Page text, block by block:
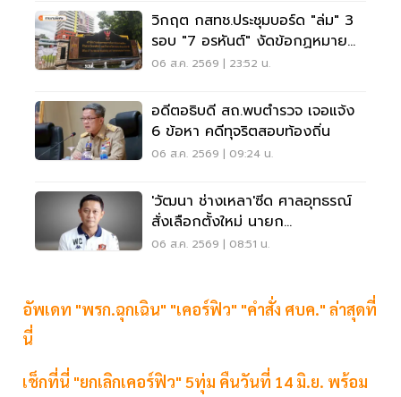
วิกฤต กสทช.ประชุมบอร์ด "ล่ม" 3
รอบ "7 อรหันต์" งัดข้อกฏหมาย
ไม่มีใครยอมใคร
06 ส.ค. 2569 | 23:52 น.
อดีตอธิบดี สถ.พบตำรวจ เจอแจ้ง
6 ข้อหา คดีทุจริตสอบท้องถิ่น
06 ส.ค. 2569 | 09:24 น.
'วัฒนา ช่างเหลา'ซีด ศาลอุทธรณ์
สั่งเลือกตั้งใหม่ นายก
อบจ.ขอนแก่น
06 ส.ค. 2569 | 08:51 น.
อัพเดท "พรก.ฉุกเฉิน" "เคอร์ฟิว" "คำสั่ง ศบค." ล่าสุดที่
นี่
เช็กที่นี่ "ยกเลิกเคอร์ฟิว" 5ทุ่ม คืนวันที่ 14 มิ.ย. พร้อม